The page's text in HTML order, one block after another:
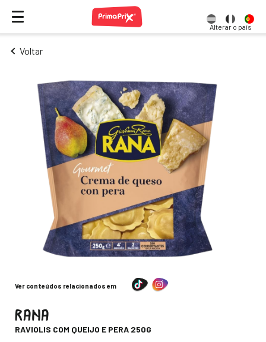
Alterar o país
Voltar
Ver conteúdos relacionados em
RANA
RAVIOLIS COM QUEIJO E PERA 250G